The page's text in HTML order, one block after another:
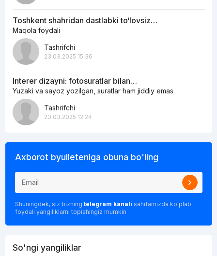
Toshkent shahridan dastlabki to‘lovsiz…
Maqola foydali
Tashrifchi
23.03.2025 15:36
Interer dizayni: fotosuratlar bilan…
Yuzaki va sayoz yozilgan, suratlar ham jiddiy emas
Tashrifchi
23.03.2025 12:24
Axborot byulleteniga obuna bo'ling
Shuningdek, siz bizning telegram kanali sahifamizda ko'plab
foydali yangiliklarni topishingiz mumkin
So'ngi yangiliklar